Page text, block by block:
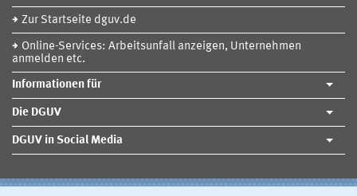
Zur Startseite dguv.de
Online-Services: Arbeitsunfall anzeigen, Unternehmen
anmelden etc.
Informationen für
Die DGUV
DGUV in Social Media